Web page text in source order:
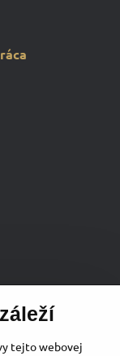
tejto webovej